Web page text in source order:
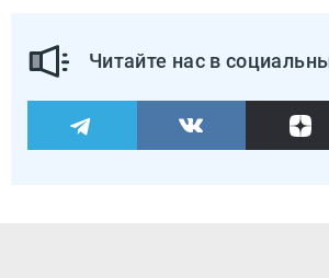
Читайте нас в